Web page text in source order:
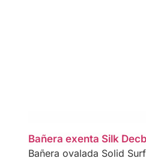
Bañera exenta Silk
Bañera ovalada Solid